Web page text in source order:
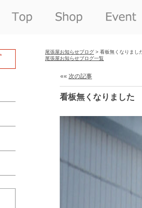
尾張屋お知らせブログ > 看板無くなりまし
尾張屋お知らせブログ一覧
«« 次の記事
看板無くなりました